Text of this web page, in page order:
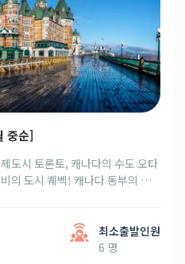
중순]
도시 토론토, 캐나다의 수도 오타
의 도시 퀘벡! 캐나다 동부의 핵
최소출발인원
6 명